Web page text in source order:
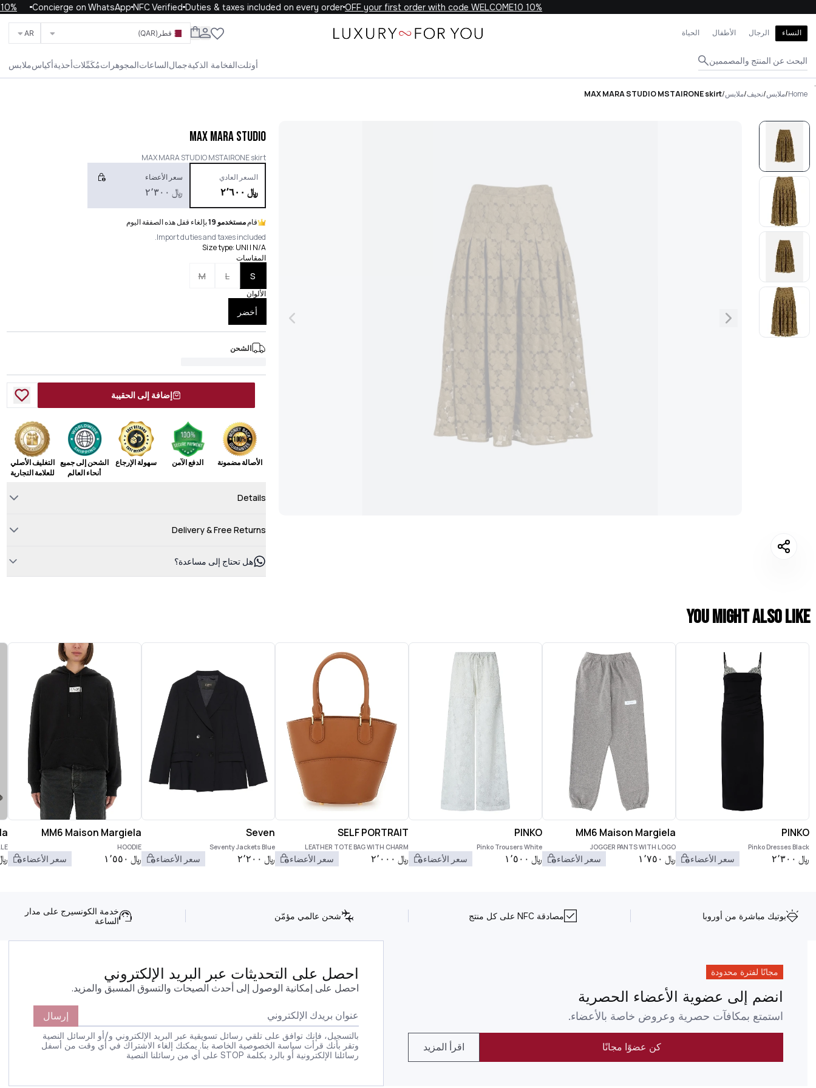
10% OFF your first order with code WELCOME10
Duties & taxes included on every order
NFC Verified
Concierge on WhatsApp
WELCOME10
النساء الرجال الأطفال الحياة قطر (QAR)
AR
ملابسأكياسأحذيةمُكَمِّلاتالمجوهراتالساعاتجمالالفخامة الذكيةأوتلت البحث عن المنتج والمصممين
إغلاق
ابحث عن العلامات التجارية والفئات والمنتجات
الكل النساء الرجال الأطفال الحياة
.
Home
/ملابس/نحيف/ملابس/
MAX MARA STUDIO MSTAIRONE skirt
MAX MARA STUDIO
MAX MARA STUDIO MSTAIRONE skirt
السعر العادي
﷼ ٢٬٦٠٠
سعر الأعضاء
﷼ ٢٬٣٠٠
قاممستخدمو 19
بإلغاء قفل هذه الصفقة اليوم
Import duties and taxes included.
Size type: UNI | N/A
المقاسات
S
L
M
الألوان
أخضر
الشحن
إضافة إلى الحقيبة
الأصالة مضمونة الدفع الآمن سهولة الإرجاع
الشحن إلى جميع
أنحاء العالم
التغليف الأصلي
للعلامة التجارية
Details
Delivery & Free Returns
هل تحتاج إلى مساعدة؟
You might also like
PINKO
Pinko Dresses Black
﷼ ٢٬٣٠٠ سعر الأعضاء
MM6 Maison Margiela
JOGGER PANTS WITH LOGO
﷼ ١٬٧٥٠ سعر الأعضاء
PINKO
Pinko Trousers White
﷼ ١٬٥٠٠ سعر الأعضاء
SELF PORTRAIT
LEATHER TOTE BAG WITH CHARM
﷼ ٢٬٠٠٠ سعر الأعضاء
Seven
Seventy Jackets Blue
﷼ ٢٬٢٠٠ سعر الأعضاء
MM6 Maison Margiela
HOODIE
﷼ ١٬٥٥٠ سعر الأعضاء
بوتيك مباشرة من أوروبا مصادقة NFC على كل منتج شحن عالمي مؤمّن
خدمة الكونسيرج على مدار
الساعة
مجانًا لفترة محدودة
انضم إلى عضوية الأعضاء الحصرية
استمتع بمكافآت حصرية وعروض خاصة بالأعضاء.
كن عضوًا مجانًا اقرأ المزيد
احصل على التحديثات عبر البريد الإلكتروني
احصل على إمكانية الوصول إلى أحدث الصيحات والتسوق المسبق والمزيد.
إرسال
بالتسجيل، فإنك توافق على تلقي رسائل تسويقية عبر البريد الإلكتروني و/أو الرسائل النصية
وتقر بأنك قرأت سياسة الخصوصية الخاصة بنا. يمكنك إلغاء الاشتراك في أي وقت من أسفل
رسائلنا الإلكترونية أو بالرد بكلمة STOP على أي من رسائلنا النصية